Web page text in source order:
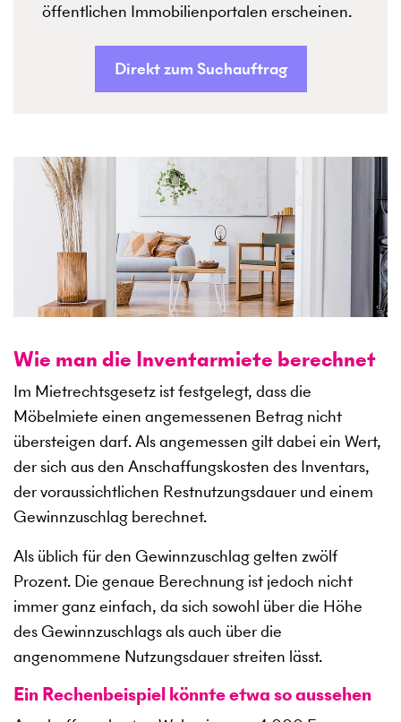
öffentlichen Immobilienportalen erscheinen.
Direkt zum Suchauftrag
Wie man die Inventarmiete berechnet
Im Mietrechtsgesetz ist festgelegt, dass die
Möbelmiete einen angemessenen Betrag nicht
übersteigen darf. Als angemessen gilt dabei ein Wert,
der sich aus den Anschaffungskosten des Inventars,
der voraussichtlichen Restnutzungsdauer und einem
Gewinnzuschlag berechnet.
Als üblich für den Gewinnzuschlag gelten zwölf
Prozent. Die genaue Berechnung ist jedoch nicht
immer ganz einfach, da sich sowohl über die Höhe
des Gewinnzuschlags als auch über die
angenommene Nutzungsdauer streiten lässt.
Ein Rechenbeispiel könnte etwa so aussehen